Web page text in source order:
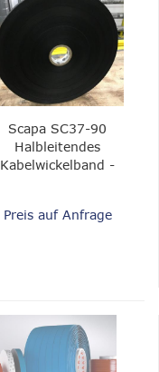
Scapa SC37-90
Halbleitendes
Kabelwickelband -
Preis auf Anfrage